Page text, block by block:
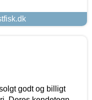
godt og billigt